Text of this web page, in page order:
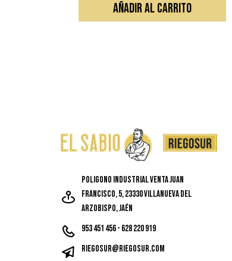
AÑADIR AL CARRITO
Poligono Industrial Venta Juan
Francisco, 5, 23330 Villanueva del
Arzobispo, Jaén
953 451 456 - 628 220 919
riegosur@riegosur.com